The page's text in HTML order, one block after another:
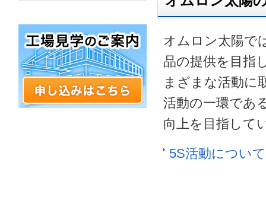
オムロン太陽で
品の提供を目指
まざまな活動に
活動の一環であ
向上を目指して
5S活動について